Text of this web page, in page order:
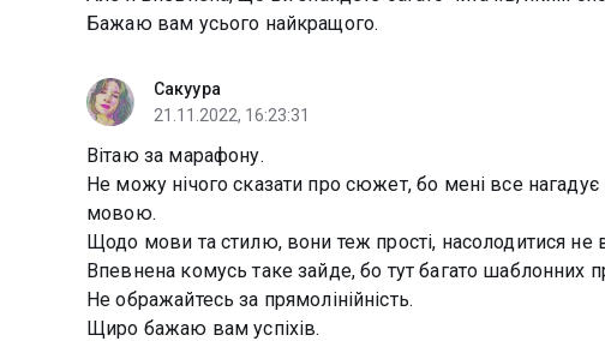
Бажаю вам усього найкращого.
Сакуура
21.11.2022, 16:23:31
Вітаю за марафону.
Не можу нічого сказати про сюжет, бо мені все нагадує
мовою.
Щодо мови та стилю, вони теж прості, насолодитися не
Впевнена комусь таке зайде, бо тут багато шаблонних
Не ображайтесь за прямолінійність.
Щиро бажаю вам успіхів.